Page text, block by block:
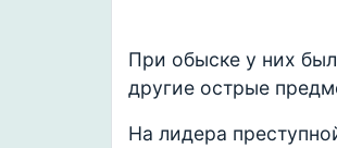
При обыске у них
другие острые
На лидера